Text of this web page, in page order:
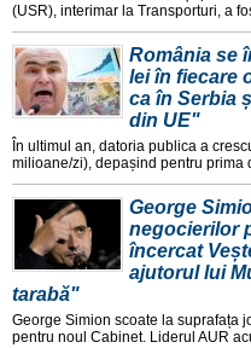
(USR), interimar la Transporturi, a
România se
lei în fiecare
ca în Serbia
din UE"
În ultimul an, datoria publica a
milioane/zi), depașind pentru prima
George
negocierilor
încercat
ajutorul lui
tarabă"
George Simion scoate la suprafața
pentru noul Cabinet. Liderul AUR